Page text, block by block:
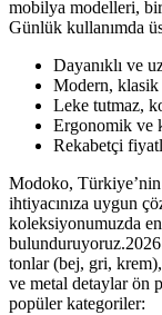
mobilya modelleri,
Günlük kullanımda
Dayanıklı ve
Modern, klasik
Leke tutmaz,
Ergonomik ve
Rekabetçi
Modoko,
ihtiyacınıza uygun
koleksiyonumuzda
tonlar (bej, gri,
ve metal detaylar ön
popüler kategoriler: